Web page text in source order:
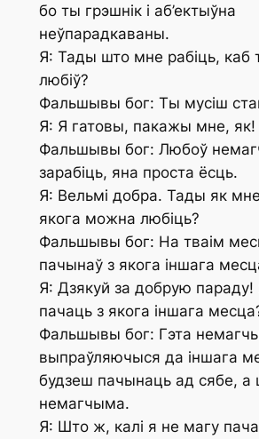
бо ты грэшнік і аб’ектыўна
неўпарадкаваны.
Я: Тады што мне рабіць, каб
любіў?
Фальшывы бог: Ты мусіш
Я: Я гатовы, пакажы мне, як!
Фальшывы бог: Любоў
зарабіць, яна проста ёсць.
Я: Вельмі добра. Тады як
якога можна любіць?
Фальшывы бог: На тваім
пачынаў з якога іншага
Я: Дзякуй за добрую
пачаць з якога іншага
Фальшывы бог: Гэта
выпраўляючыся да іншага
будзеш пачынаць ад сябе, а
немагчыма.
Я: Што ж, калі я не магу